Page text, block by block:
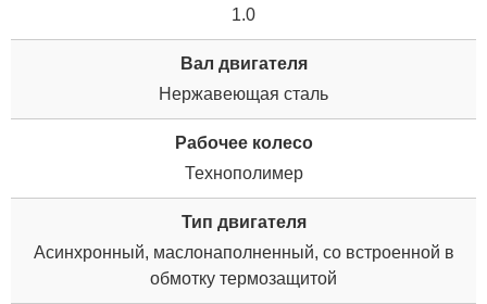
1.0
Вал двигателя
Нержавеющая сталь
Рабочее колесо
Технополимер
Тип двигателя
Асинхронный, маслонаполненный, со встроенной в
обмотку термозащитой